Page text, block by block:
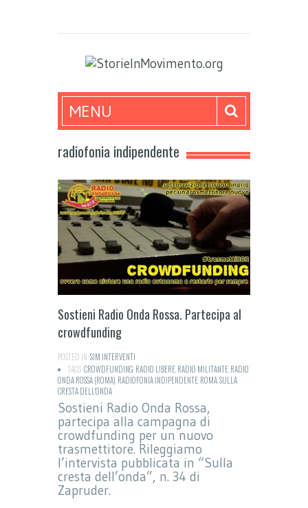
MENU
radiofonia indipendente
Sostieni Radio Onda Rossa. Partecipa al
crowdfunding
POSTED IN:SIM INTERVENTI
TAGS:CROWDFUNDING RADIO LIBERE RADIO MILITANTE RADIO
ONDA ROSSA (ROMA) RADIOFONIA INDIPENDENTE ROMASULLA
CRESTA DELL'ONDA
Sostieni Radio Onda Rossa,
partecipa alla campagna di
crowdfunding per un nuovo
trasmettitore. Rileggiamo
l’intervista pubblicata in “Sulla
cresta dell’onda”, n. 34 di
Zapruder.